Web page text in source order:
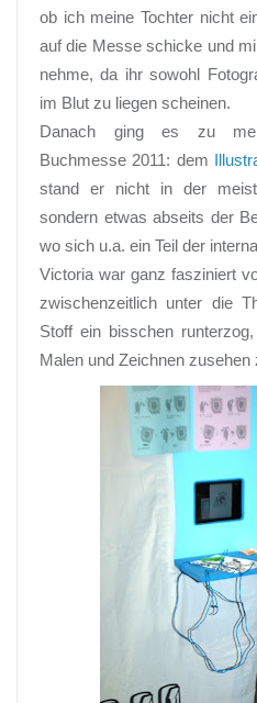
ob ich meine Tochter nicht
auf die Messe schicke und
nehme, da ihr sowohl
im Blut zu liegen scheinen.
Danach ging es zu
Buchmesse 2011: dem
stand er nicht in der
sondern etwas abseits der
wo sich u.a. ein Teil der
Victoria war ganz fasziniert
zwischenzeitlich unter die
Stoff ein bisschen
Malen und Zeichnen zusehen